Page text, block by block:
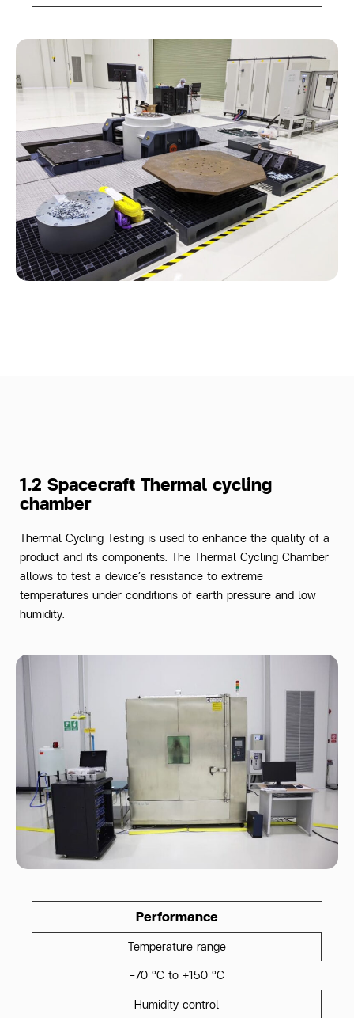
1.2 Spacecraft Thermal cycling
chamber
Thermal Cycling Testing is used to enhance the quality of a
product and its components. The Thermal Cycling Chamber
allows to test a device’s resistance to extreme
temperatures under conditions of earth pressure and low
humidity.
Performance
Temperature range
-70 °C to +150 °C
Humidity control